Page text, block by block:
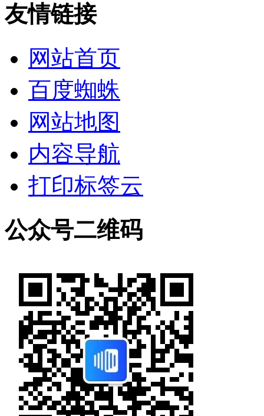
友情链接
网站首页
百度蜘蛛
网站地图
内容导航
打印标签云
公众号二维码